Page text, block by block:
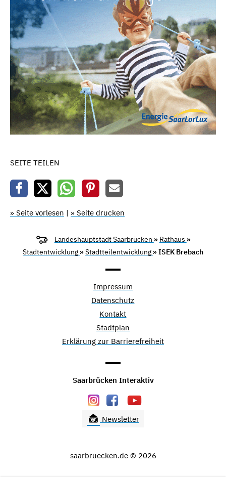
SEITE TEILEN
» Seite vorlesen | » Seite drucken
Landeshauptstadt Saarbrücken » Rathaus »
Stadtentwicklung »Stadtteilentwicklung » ISEK Brebach
Impressum
Datenschutz
Kontakt
Stadtplan
Erklärung zur Barrierefreiheit
Saarbrücken Interaktiv
Newsletter
saarbruecken.de © 2026